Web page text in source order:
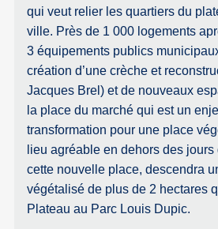
qui veut relier les quartiers du
ville. Près de 1 000 logements
3 équipements publics
création d’une crèche et
Jacques Brel) et de nouveaux
la place du marché qui est un
transformation pour une place
lieu agréable en dehors des
cette nouvelle place, descendra
végétalisé de plus de 2 hectares
Plateau au Parc Louis Dupic.